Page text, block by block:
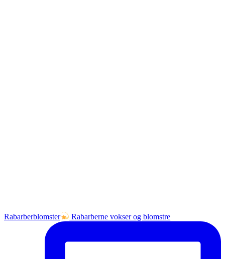
Rabarberblomster Rabarberne vokser og blomstre